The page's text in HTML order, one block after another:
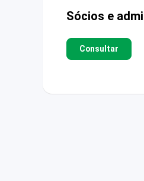
Sócios e
Consultar